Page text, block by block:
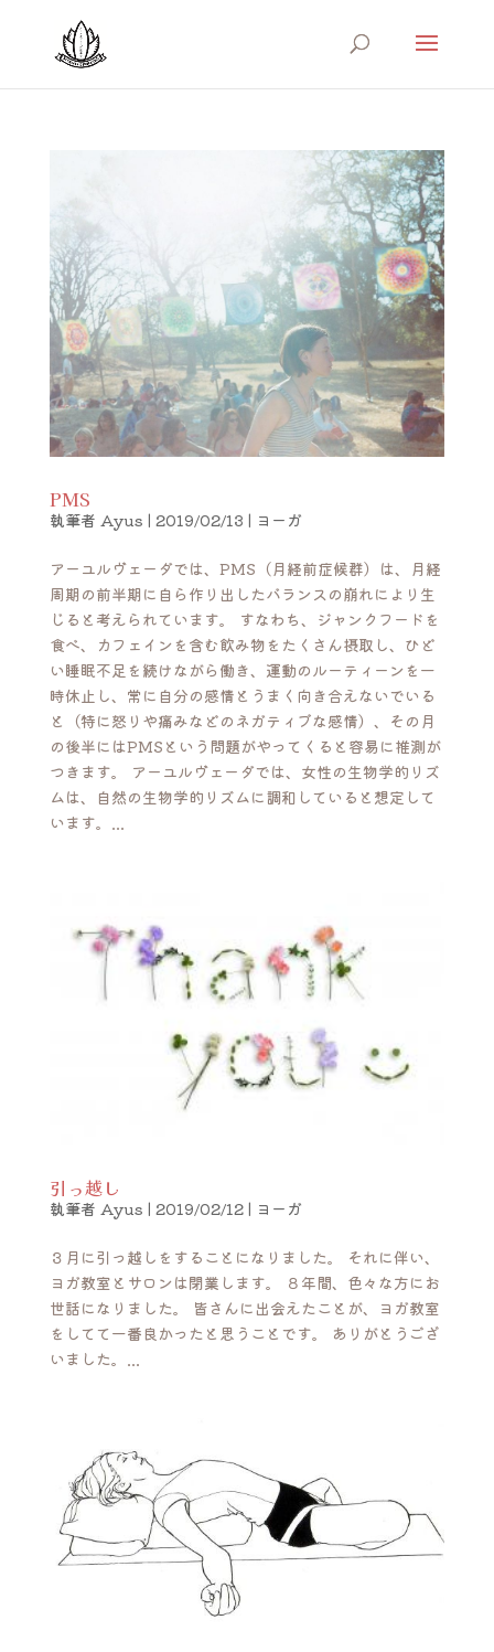
PMS
執筆者 Ayus | 2019/02/13 | ヨーガ
アーユルヴェーダでは、PMS（月経前症候群）は、月経
周期の前半期に自ら作り出したバランスの崩れにより生
じると考えられています。 すなわち、ジャンクフードを
食べ、カフェインを含む飲み物をたくさん摂取し、ひど
い睡眠不足を続けながら働き、運動のルーティーンを一
時休止し、常に自分の感情とうまく向き合えないでいる
と（特に怒りや痛みなどのネガティブな感情）、その月
の後半にはPMSという問題がやってくると容易に推測が
つきます。 アーユルヴェーダでは、女性の生物学的リズ
ムは、自然の生物学的リズムに調和していると想定して
います。...
引っ越し
執筆者 Ayus | 2019/02/12| ヨーガ
３月に引っ越しをすることになりました。 それに伴い、
ヨガ教室とサロンは閉業します。 ８年間、色々な方にお
世話になりました。 皆さんに出会えたことが、ヨガ教室
をしてて一番良かったと思うことです。 ありがとうござ
いました。...